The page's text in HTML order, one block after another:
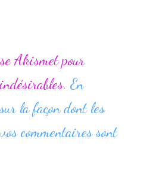
Akismet pour
En
la façon dont les
commentaires sont